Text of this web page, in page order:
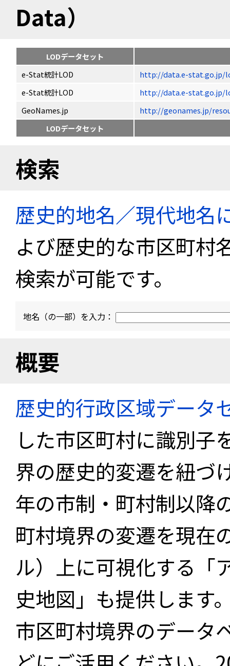
Data）
LODデータセット
e-Stat統計LOD
http://data.e-stat.go.jp/
e-Stat統計LOD
http://data.e-stat.go.jp/
GeoNames.jp
http://geonames.jp/
LODデータセット
検索
歴史的地名／現代地名
よび歴史的な市区町村
検索が可能です。
地名（の一部）を入力：
概要
歴史的行政区域データ
した市区町村に識別子
界の歴史的変遷を紐づ
年の市制・町村制以降
町村境界の変遷を現在
ル）上に可視化する「
史地図」も提供します
市区町村境界のデータ